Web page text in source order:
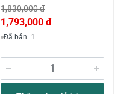
1,830,000 đ
1,793,000 đ
Đã bán: 1